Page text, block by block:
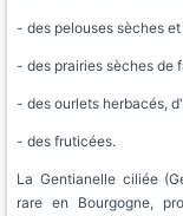
- des pelouses sèches
- des prairies sèches de
- des ourlets herbacés,
- des fruticées.
La Gentianelle ciliée
rare en Bourgogne,